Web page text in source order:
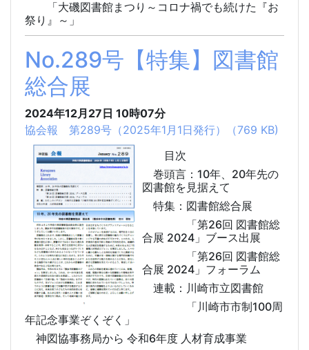
「大磯図書館まつり～コロナ禍でも続けた『お
祭り』～」
No.289号【特集】図書館
総合展
2024年12月27日 10時07分
協会報 第289号（2025年1月1日発行）（769 KB)
目次
巻頭言：10年、20年先の
図書館を見据えて
特集：図書館総合展
「第26回 図書館総
合展 2024」ブース出展
「第26回 図書館総
合展 2024」フォーラム
連載：川崎市立図書館
「川崎市市制100周
年記念事業ぞくぞく」
神図協事務局から 令和6年度 人材育成事業